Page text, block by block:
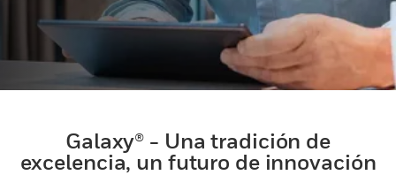
Galaxy® - Una tradición de
excelencia, un futuro de innovación